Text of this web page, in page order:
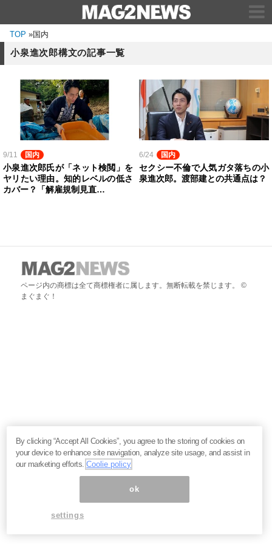
TOP »国内
小泉進次郎構文の記事一覧
9/11 国内
小泉進次郎氏が「ネット検閲」を
ヤリたい理由。知的レベルの低さ
カバー？「解雇規制見直…
6/24 国内
セクシー不倫で人気ガタ落ちの小
泉進次郎。渡部建との共通点は？
ページ内の商標は全て商標権者に属します。無断転載を禁じます。 ©
まぐまぐ！
By clicking “Accept All Cookies”, you agree to the storing of cookies on
your device to enhance site navigation, analyze site usage, and assist in
our marketing efforts.Coolie policy
ok
settings